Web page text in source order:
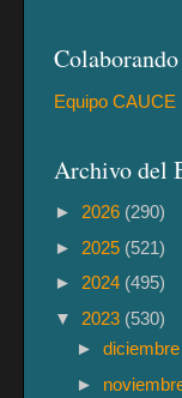
Equipo CAUCE
Archivo del
► 2026 (290)
► 2025 (521)
► 2024 (495)
▼ 2023 (530)
►diciembre
►